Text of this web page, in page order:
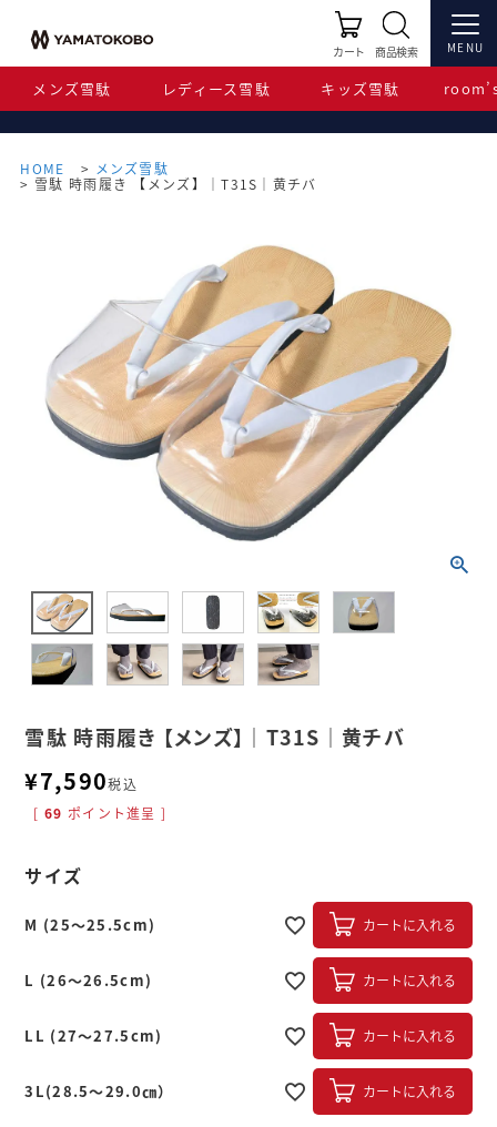
カート 商品検索
メンズ雪駄 レディース雪駄 キッズ雪駄
MENU
HOME
メンズ雪駄
雪駄 時雨履き 【メンズ】｜T31S｜黄チバ
雪駄 時雨履き 【メンズ】｜T31S｜黄チバ
¥7,590税込
[ 69 ポイント進呈 ]
サイズ
M (25～25.5cm) カートに入れる
L (26～26.5cm) カートに入れる
LL (27～27.5cm) カートに入れる
3L(28.5～29.0㎝） カートに入れる